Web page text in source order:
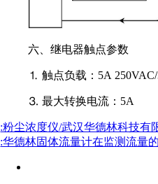
六、继电器触点参数
⒈触点负载： 5A
⒊最大转换电流：
:粉尘浓度仪/武汉华德林科技有
:华德林固体流量计在监测流量